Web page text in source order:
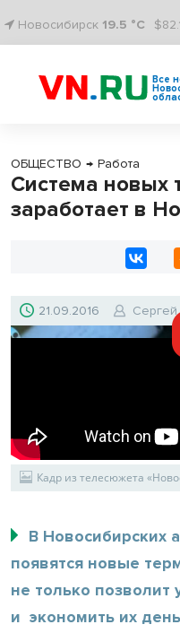
Новосибирск 19.5 °C
Все
ОБЩЕСТВО → Работа
Система новых
заработает в
21.09.2016
Кадр из телесюжета
В Новосибирских
появятся новые
не только позволит
и экономить их